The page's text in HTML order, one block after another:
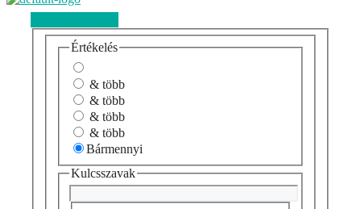
Értékelés
& több
& több
& több
& több
Bármennyi
Kulcsszavak